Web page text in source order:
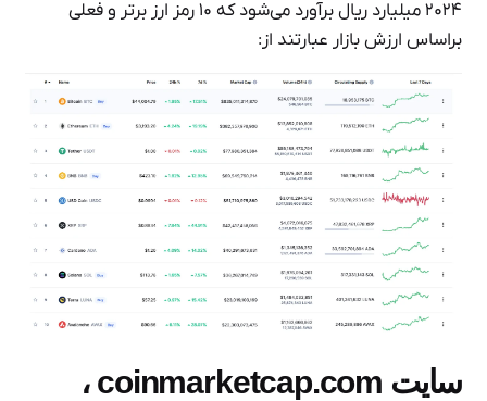
۲۰۲۴ میلیارد ریال برآورد می‌شود که ۱۰ رمز ارز برتر و فعلی
براساس ارزش بازار عبارتند از:
سایت coinmarketcap.com ،